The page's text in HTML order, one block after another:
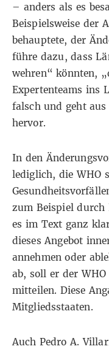
– anders als es
Beispielsweise der
behauptete, der
führe dazu, dass
wehren“ könnten,
Expertenteams ins
falsch und geht
hervor.
In den
lediglich, die WHO
zum Beispiel durch
es im Text ganz
dieses Angebot
annehmen oder
ab, soll er der
mitteilen. Diese
Mitgliedsstaaten.
Auch Pedro A.